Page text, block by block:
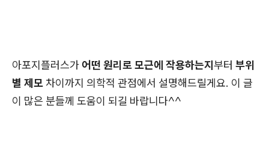
아포지플러스가어떤 원리로 모근에 작용하는지부터 부위
별 제모차이까지 의학적 관점에서 설명해드릴게요. 이 글
이 많은 분들께 도움이 되길 바랍니다^^